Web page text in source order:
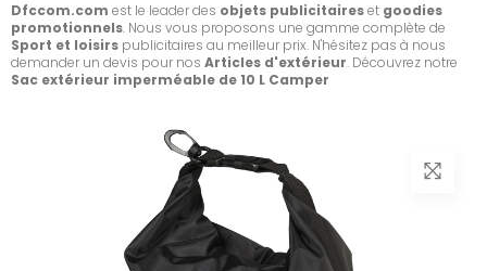
Dfccom.com est le leader des objets publicitaireset goodies
promotionnels. Nous vous proposons une gamme complète de
Sport et loisirs publicitaires au meilleur prix. N'hésitez pas à nous
demander un devis pour nos Articles d'extérieur. Découvrez notre
Sac extérieur imperméable de 10 L Camper